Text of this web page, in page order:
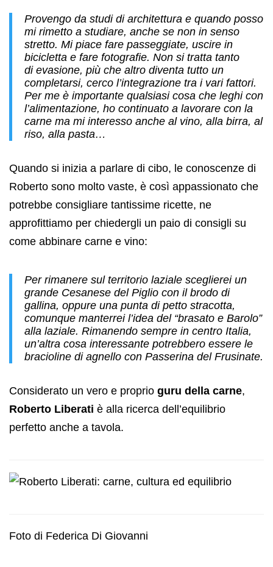
Provengo da studi di architettura e quando posso
mi rimetto a studiare, anche se non in senso
stretto. Mi piace fare passeggiate, uscire in
bicicletta e fare fotografie. Non si tratta tanto
di evasione, più che altro diventa tutto un
completarsi, cerco l’integrazione tra i vari fattori.
Per me è importante qualsiasi cosa che leghi con
l’alimentazione, ho continuato a lavorare con la
carne ma mi interesso anche al vino, alla birra, al
riso, alla pasta…
Quando si inizia a parlare di cibo, le conoscenze di
Roberto sono molto vaste, è così appassionato che
potrebbe consigliare tantissime ricette, ne
approfittiamo per chiedergli un paio di consigli su
come abbinare carne e vino:
Per rimanere sul territorio laziale sceglierei un
grande Cesanese del Piglio con il brodo di
gallina, oppure una punta di petto stracotta,
comunque manterrei l’idea del “brasato e Barolo”
alla laziale. Rimanendo sempre in centro Italia,
un’altra cosa interessante potrebbero essere le
bracioline di agnello con Passerina del Frusinate.
Considerato un vero e proprio guru della carne,
Roberto Liberati è alla ricerca dell’equilibrio
perfetto anche a tavola.
Foto di Federica Di Giovanni